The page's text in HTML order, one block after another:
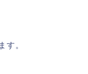
す。